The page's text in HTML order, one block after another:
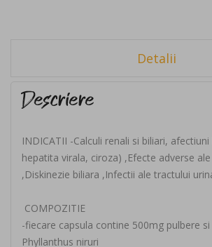
Detalii
Descriere
INDICATII -Calculi renali si biliari,
hepatita virala, ciroza) ,Efecte adverse
,Diskinezie biliara ,Infectii ale tractului
COMPOZITIE
-fiecare capsula contine 500mg pulbere
Phyllanthus niruri